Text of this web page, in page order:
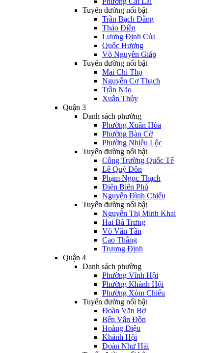
Tuyến đường nổi bật
Trần Bạch Đằng
Thảo Điền
Lương Định Của
Quốc Hương
Võ Nguyên Giáp
Tuyến đường nổi bật
Mai Chí Thọ
Nguyễn Cơ Thạch
Trần Não
Xuân Thủy
Quận 3
Danh sách phường
Phường Xuân Hòa
Phường Bàn Cờ
Phường Nhiêu Lộc
Tuyến đường nổi bật
Công Trường Quốc Tế
Lê Quý Đôn
Phạm Ngọc Thạch
Điện Biên Phủ
Nguyễn Đình Chiểu
Tuyến đường nổi bật
Nguyễn Thị Minh Khai
Hai Bà Trưng
Võ Văn Tần
Cao Thắng
Trương Định
Quận 4
Danh sách phường
Phường Vĩnh Hội
Phường Khánh Hội
Phường Xóm Chiếu
Tuyến đường nổi bật
Đoàn Văn Bơ
Bến Vân Đồn
Hoàng Diệu
Khánh Hội
Đoàn Như Hài